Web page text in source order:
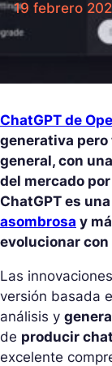
19 febrero
ChatGPT de
generativa pero
general, con
del mercado
ChatGPT es
asombrosa y
evolucionar con
Las
versión basada
análisis y
de producir
excelente